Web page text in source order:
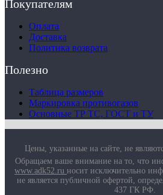
Покупателям
Оплата
Доставка
Политика возврата
Полезно
Таблица размеров
Маркировка противогазов
Основные ТР ТС, ГОСТ и ТУ
Цены, указанные на сайте, не
Обращаем ваше внимание на то, что
www.adk52.ru носит исключительно
не является публичной офертой,
437 ГК РФ.